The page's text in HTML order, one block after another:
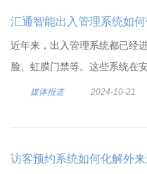
汇通智能出入管理系统如
近年来，出入管理系统都已经
脸、虹膜门禁等。这些系统在
媒体报道 2024-10-21
访客预约系统如何化解外